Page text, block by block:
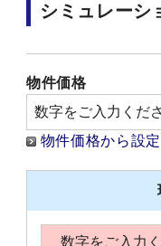
シミュレーシ
物件価格
物件価格から設